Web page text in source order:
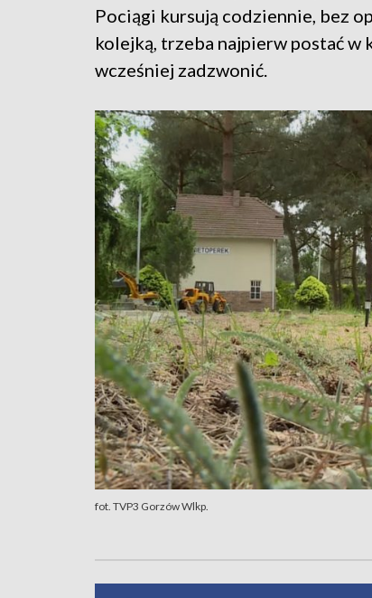
Pociągi kursują codziennie, bez
kolejką, trzeba najpierw postać w
wcześniej zadzwonić.
fot. TVP3 Gorzów Wlkp.